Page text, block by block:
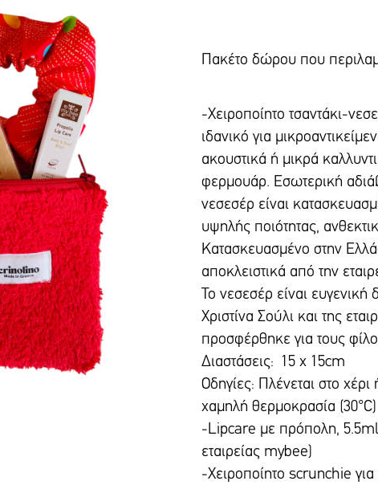
Πακέτο δώρου που
-Χειροποίητο τσαντάκι-
ιδανικό για
ακουστικά ή μικρά
φερμουάρ. Εσωτερική
νεσεσέρ είναι
υψηλής ποιότητας,
Κατασκευασμένο στην
αποκλειστικά από την
To νεσεσέρ είναι
Χριστίνα Σούλι και της
προσφέρθηκε για τους
Διαστάσεις: 15 x 15cm
Οδηγίες: Πλένεται στο χέρι
χαμηλή θερμοκρασία (30°C)
-Lipcare με πρόπολη,
εταιρείας mybee)
-Χειροποίητο scrunchie για